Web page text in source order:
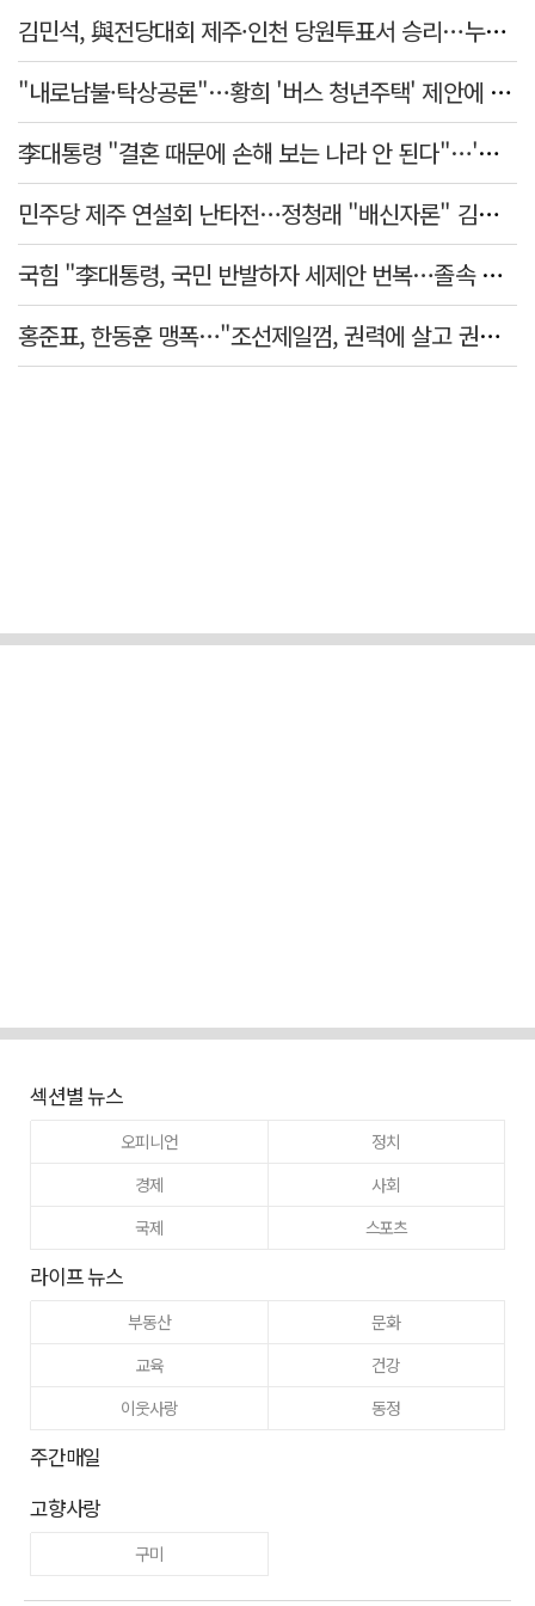
김민석, 與전당대회 제주·인천 당원투표서 승리…누적 득표는 '초박빙'
"내로남불·탁상공론"…황희 '버스 청년주택' 제안에 與 내부서도 쓴소리
李대통령 "결혼 때문에 손해 보는 나라 안 된다"…'결혼 페널티' 22개 손본다
민주당 제주 연설회 난타전…정청래 "배신자론" 김민석 "관리 무능"
국힘 "李대통령, 국민 반발하자 세제안 번복…졸속 국정 즉각 중단"
홍준표, 한동훈 맹폭…"조선제일껌, 권력에 살고 권력에 죽었다"
섹션별 뉴스
오피니언
정치
경제
사회
국제
스포츠
라이프 뉴스
부동산
문화
교육
건강
이웃사랑
동정
주간매일
고향사랑
구미